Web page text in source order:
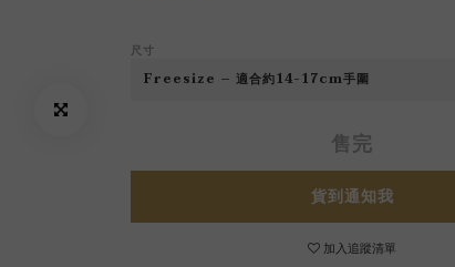
尺寸
售完
貨到通知我
加入追蹤清單